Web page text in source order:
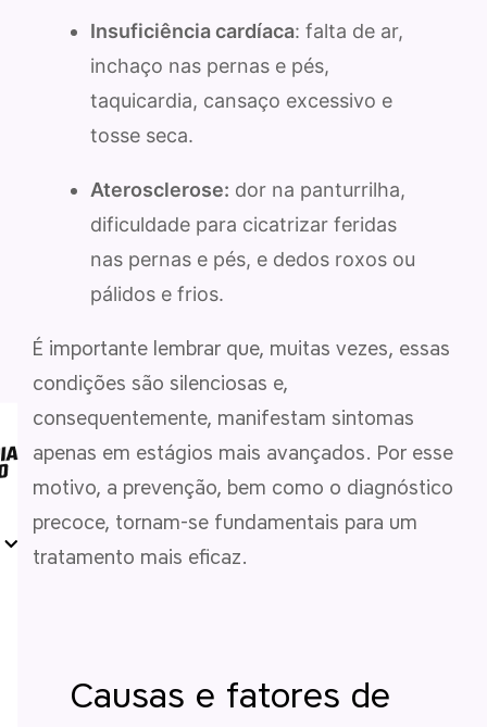
Insuficiência cardíaca: falta de ar,
inchaço nas pernas e pés,
taquicardia, cansaço excessivo e
tosse seca.
Aterosclerose: dor na panturrilha,
dificuldade para cicatrizar feridas
nas pernas e pés, e dedos roxos ou
pálidos e frios.
É importante lembrar que, muitas vezes, essas
condições são silenciosas e,
consequentemente, manifestam sintomas
apenas em estágios mais avançados. Por esse
motivo, a prevenção, bem como o diagnóstico
precoce, tornam-se fundamentais para um
tratamento mais eficaz.
Causas e fatores de